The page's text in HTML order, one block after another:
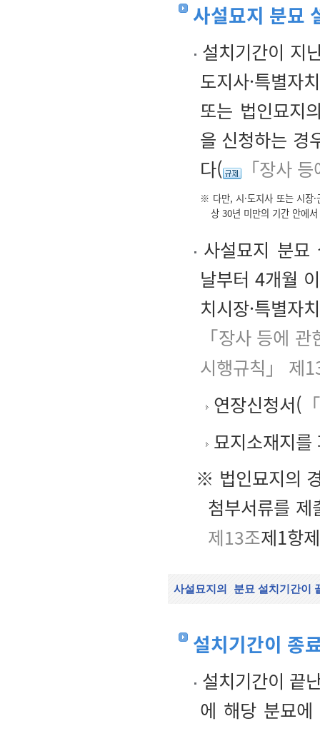
사설묘지 분묘
설치기간이 지
도지사·특별자
또는 법인묘지
을 신청하는 경
다(
「장사
※ 다만, 시·도지사 또는 시장
상 30년 미만의 기간 안에
사설묘지 분묘
날부터 4개월
치시장·특별자
「장사 등에
시행규칙」 제
연장신청서(
묘지소재지
※ 법인묘지의
첨부서류를
제13조제1항
사설묘지의 분묘 설치기간이
설치기간이 종
설치기간이 끝
에 해당 분묘에